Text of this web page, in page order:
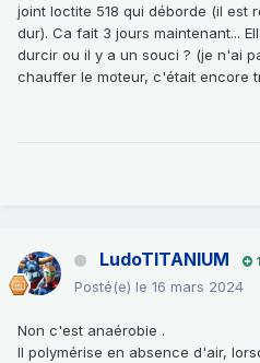
joint loctite 518 qui déborde (il est
dur). Ca fait 3 jours maintenant...
durcir ou il y a un souci ? (je n'ai
chauffer le moteur, c'était encore
LudoTITANIUM
Posté(e) le 16 mars 2024
Non c'est anaérobie .
Il polymérise en absence d'air,